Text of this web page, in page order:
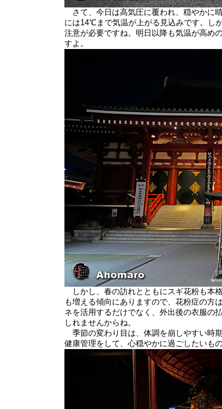
さて、今日は高気圧に覆われ、穏やかに
には14℃まで気温が上がる見込みです。し
注意が必要ですね。明日以降も気温が高め
すよ。
しかし、春の訪れとともにスギ花粉も本
も増える傾向にありますので、花粉症の方
ネを活用するだけでなく、外出後の衣服の
しれませんからね。
季節の変わり目は、体調を崩しやすい時
健康管理をして、心穏やかに過ごしたいも